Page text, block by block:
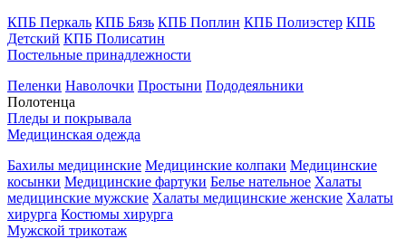
КПБ Перкаль КПБ Бязь КПБ Поплин КПБ Полиэстер КПБ
Детский КПБ Полисатин
Постельные принадлежности
Пеленки Наволочки Простыни Пододеяльники
Полотенца
Пледы и покрывала
Медицинская одежда
Бахилы медицинские Медицинские колпаки Медицинские
косынки Медицинские фартуки Белье нательное Халаты
медицинские мужские Халаты медицинские женские Халаты
хирурга Костюмы хирурга
Мужской трикотаж